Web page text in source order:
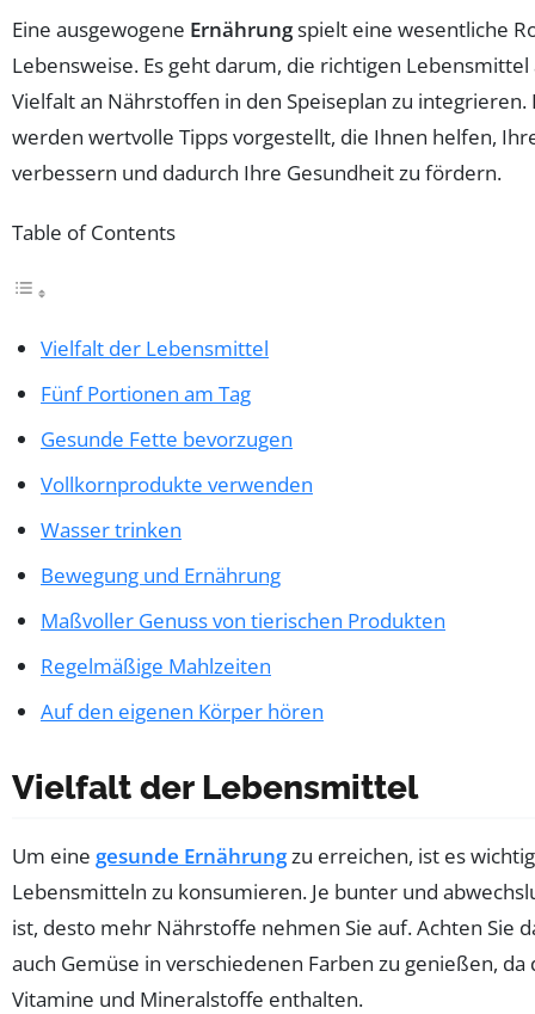
Eine ausgewogene Ernährungspielt eine wesentliche
Lebensweise. Es geht darum, die richtigen
Vielfalt an Nährstoffen in den Speiseplan zu
werden wertvolle Tipps vorgestellt, die Ihnen helfen,
verbessern und dadurch Ihre Gesundheit zu fördern.
Table of Contents
Vielfalt der Lebensmittel
Fünf Portionen am Tag
Gesunde Fette bevorzugen
Vollkornprodukte verwenden
Wasser trinken
Bewegung und Ernährung
Maßvoller Genuss von tierischen Produkten
Regelmäßige Mahlzeiten
Auf den eigenen Körper hören
Vielfalt der Lebensmittel
Um eine gesunde Ernährungzu erreichen, ist es
Lebensmitteln zu konsumieren. Je bunter und
ist, desto mehr Nährstoffe nehmen Sie auf. Achten Sie
auch Gemüse in verschiedenen Farben zu genießen,
Vitamine und Mineralstoffe enthalten.